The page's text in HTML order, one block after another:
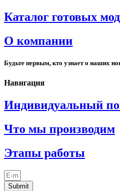
Каталог готовых
О компании
Будьте первым, кто узнает о наших
Навигация
Индивидуальный
Что мы производим
Этапы работы
Submit